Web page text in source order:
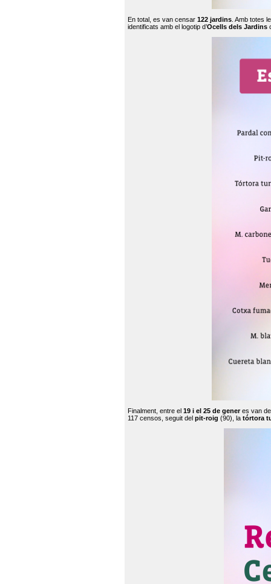
En total, es van censar 122 jardins . Amb totes
identificats amb el logotip d’Ocells dels Jardins
Finalment, entre el 19 i el 25 de generes van
117 censos, seguit del pit-roig (90), la tórtora